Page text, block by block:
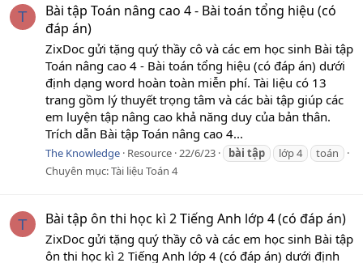
T
Bài tập Toán nâng cao 4 - Bài toán tổng hiệu (có
đáp án)
ZixDoc gửi tặng quý thầy cô và các em học sinh Bài tập
Toán nâng cao 4 - Bài toán tổng hiệu (có đáp án) dưới
định dạng word hoàn toàn miễn phí. Tài liệu có 13
trang gồm lý thuyết trọng tâm và các bài tập giúp các
em luyện tập nâng cao khả năng duy của bản thân.
Trích dẫn Bài tập Toán nâng cao 4...
The Knowledge Resource 22/6/23 bài tập lớp 4
toán
Chuyên mục:Tài liệu Toán 4
T Bài tập ôn thi học kì 2 Tiếng Anh lớp 4 (có đáp án)
ZixDoc gửi tặng quý thầy cô và các em học sinh Bài tập
ôn thi học kì 2 Tiếng Anh lớp 4 (có đáp án) dưới định